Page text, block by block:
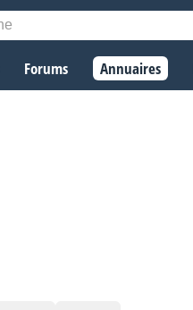
Forums Annuaires